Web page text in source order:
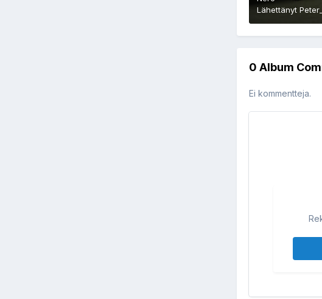
Lähettänyt
0 Album
Ei kommentteja.